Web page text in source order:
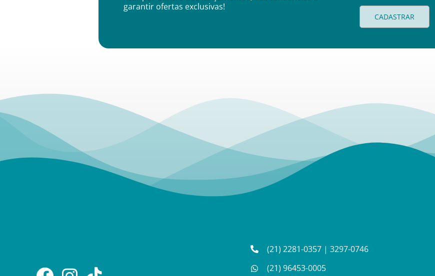
garantir ofertas exclusivas!
CADASTRAR
(21) 2281-0357 |3297-0746
(21) 96453-0005